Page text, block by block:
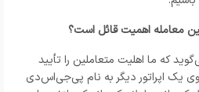
معامله اهمیت قائل است؟
که ما اهلیت متعاملین را تأیید
روی یک اپراتور دیگر به نام پی‌جی‌اس‌دی